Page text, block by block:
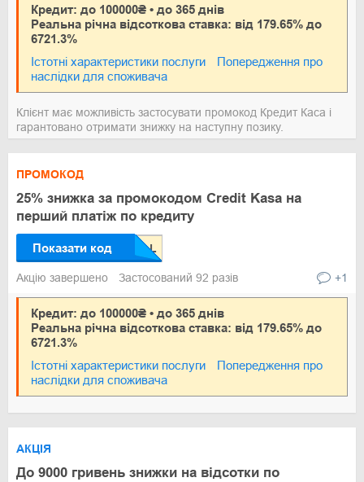
Кредит: до 100000₴ • до 365 днів
Реальна річна відсоткова ставка: від 179.65% до
6721.3%
Істотні характеристики послуги
Попередження про
наслідки для споживача
Клієнт має можливість застосувати промокод Кредит Каса і
гарантовано отримати знижку на наступну позику.
ПРОМОКОД
25% знижка за промокодом Credit Kasa на
перший платіж по кредиту
Показати код
Акцію завершено Застосований 92 разів +1
Кредит: до 100000₴ • до 365 днів
Реальна річна відсоткова ставка: від 179.65% до
6721.3%
Істотні характеристики послуги
Попередження про
наслідки для споживача
АКЦІЯ
До 9000 гривень знижки на відсотки по